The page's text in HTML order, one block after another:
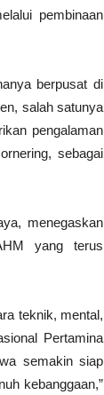
pembinaan
berpusat di
salah satunya
pengalaman
sebagai
menegaskan
yang terus
teknik, mental,
Pertamina
semakin siap
kebanggaan,”